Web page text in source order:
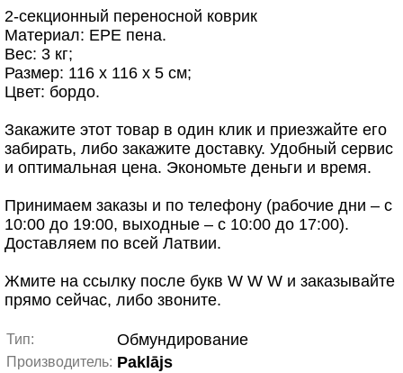
2-секционный переносной коврик
Материал: EPE пена.
Вес: 3 кг;
Размер: 116 x 116 x 5 см;
Цвет: бордо.
Закажите этот товар в один клик и приезжайте его
забирать, либо закажите доставку. Удобный сервис
и оптимальная цена. Экономьте деньги и время.
Принимаем заказы и по телефону (рабочие дни – с
10:00 до 19:00, выходные – с 10:00 до 17:00).
Доставляем по всей Латвии.
Жмите на ссылку после букв W W W и заказывайте
прямо сейчас, либо звоните.
Тип: Обмундирование
Производитель: Paklājs